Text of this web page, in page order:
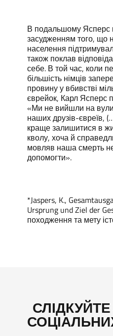
В подальшому Ясперс
засудженням того, що
населення
також поклав
себе. В той час, коли
більшість німців
провину у вбивстві
єврейок, Карл Ясперс
«Ми не вийшли на
наших друзів-євреїв,
краще залишитися в
кволу, хоча й
мовляв наша смерть
допомогти».
*Jaspers, K.,
Ursprung und Ziel der
походження та мету